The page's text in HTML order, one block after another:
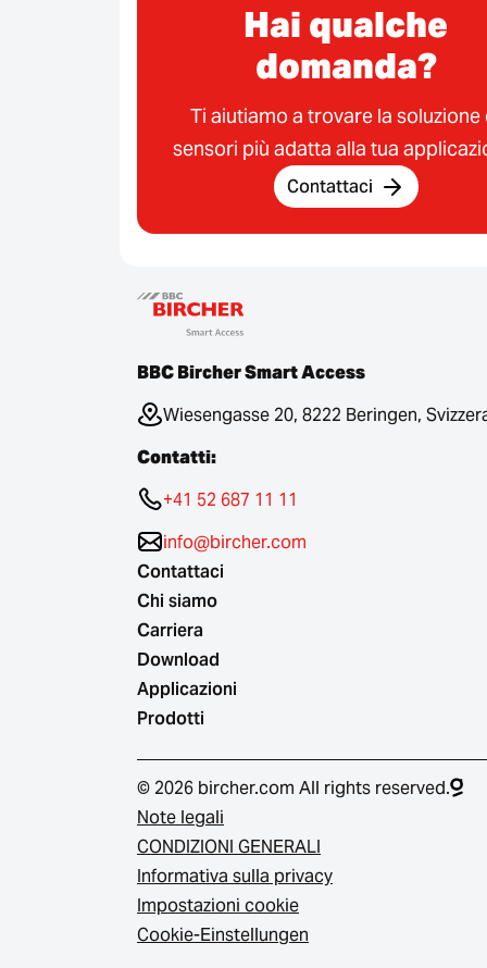
Hai qualche
domanda?
Ti aiutiamo a trovare la soluzione
sensori più adatta alla tua
Contattaci
BBC Bircher Smart Access
Wiesengasse 20, 8222 Beringen,
Contatti:
+41 52 687 11 11
info@bircher.com
Contattaci
Chi siamo
Carriera
Download
Applicazioni
Prodotti
© 2026 bircher.com All rights reserved.
Note legali
CONDIZIONI GENERALI
Informativa sulla privacy
Impostazioni cookie
Cookie-Einstellungen